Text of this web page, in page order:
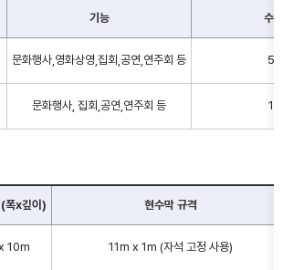
기능 수
문화행사,영화상영,집회,공연,연주회 등
문화행사, 집회,공연,연주회 등
폭x깊이) 현수막 규격
10m 11m x 1m (자석 고정 사용)